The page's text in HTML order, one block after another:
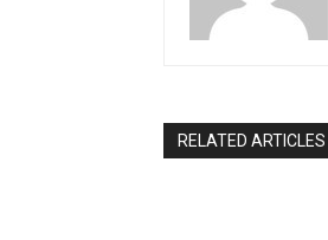
RELATED ARTICLES